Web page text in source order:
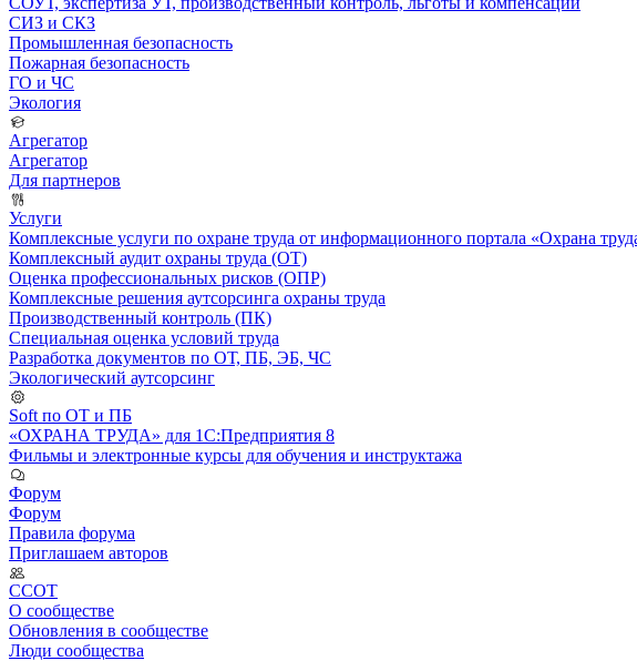
СИЗ и СКЗ
Промышленная безопасность
Пожарная безопасность
ГО и ЧС
Экология
Агрегатор
Агрегатор
Для партнеров
Услуги
Комплексные услуги по охране труда от информационного портала «Охрана
Комплексный аудит охраны труда (ОТ)
Оценка профессиональных рисков (ОПР)
Комплексные решения аутсорсинга охраны труда
Производственный контроль (ПК)
Специальная оценка условий труда
Разработка документов по ОТ, ПБ, ЭБ, ЧС
Экологический аутсорсинг
Soft по ОТ и ПБ
«ОХРАНА ТРУДА» для 1С:Предприятия 8
Фильмы и электронные курсы для обучения и инструктажа
Форум
Форум
Правила форума
Приглашаем авторов
ССОТ
О сообществе
Обновления в сообществе
Люди сообщества